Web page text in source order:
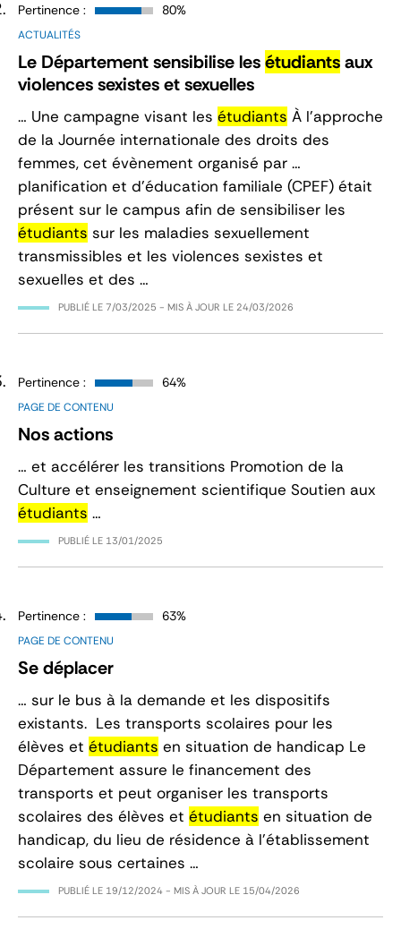
ACTUALITÉS
Le Département sensibilise lesétudiantsaux
violences sexistes et sexuelles
Pertinence : 80%
… Une campagne visant les étudiants À l’approche
de la Journée internationale des droits des
femmes, cet évènement organisé par …
planification et d’éducation familiale (CPEF) était
présent sur le campus afin de sensibiliser les
étudiants sur les maladies sexuellement
transmissibles et les violences sexistes et
sexuelles et des …
PUBLIÉ LE 7/03/2025 - MIS À JOUR LE 24/03/2026
PAGE DE CONTENU
Nos actions
Pertinence : 64%
… et accélérer les transitions Promotion de la
Culture et enseignement scientifique Soutien aux
étudiants …
PUBLIÉ LE 13/01/2025
PAGE DE CONTENU
Se déplacer
Pertinence : 63%
… sur le bus à la demande et les dispositifs
existants. Les transports scolaires pour les
élèves et étudiants en situation de handicap Le
Département assure le financement des
transports et peut organiser les transports
scolaires des élèves et étudiants en situation de
handicap, du lieu de résidence à l’établissement
scolaire sous certaines …
PUBLIÉ LE 19/12/2024 - MIS À JOUR LE 15/04/2026